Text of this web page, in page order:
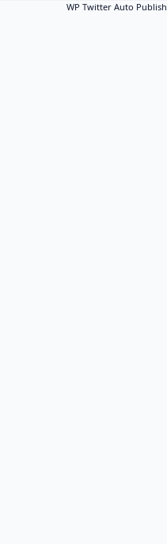
WP Twitter Auto Publish